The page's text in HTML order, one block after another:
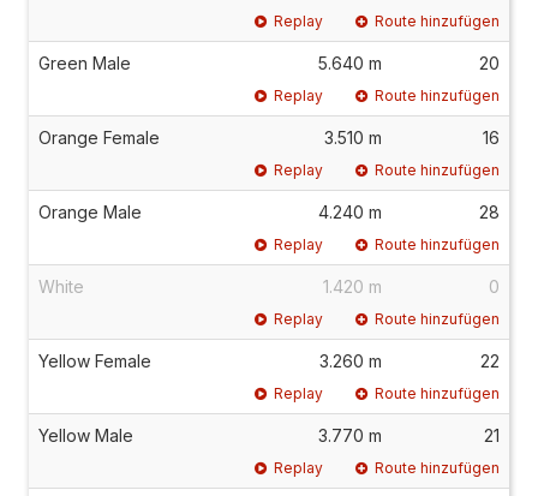
Replay Route hinzufügen
Green Male 5.640 m 20
Replay Route hinzufügen
Orange Female 3.510 m 16
Replay Route hinzufügen
Orange Male 4.240 m 28
Replay Route hinzufügen
White 1.420 m 0
Replay Route hinzufügen
Yellow Female 3.260 m 22
Replay Route hinzufügen
Yellow Male 3.770 m 21
Replay Route hinzufügen